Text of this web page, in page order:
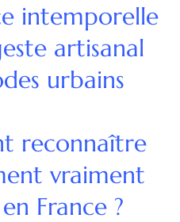
intemporelle
artisanal
urbains
reconnaître
vraiment
France ?